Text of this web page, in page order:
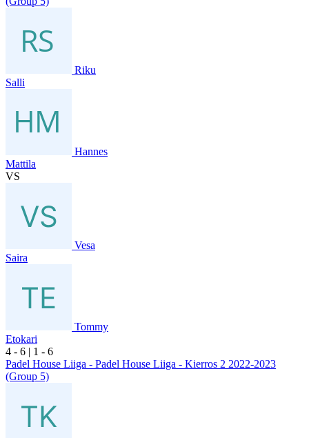
Riku
Salli
Hannes
Mattila
VS
Vesa
Saira
Tommy
Etokari
4 - 6 | 1 - 6
Padel House Liiga - Padel House Liiga - Kierros 2 2022-2023
(Group 5)